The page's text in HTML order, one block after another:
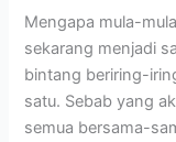
Mengapa mula-
sekarang menjadi
bintang beriring-
satu. Sebab yang
semua bersama-